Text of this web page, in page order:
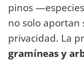
pinos
no solo
privacidad. La
gramíneas y